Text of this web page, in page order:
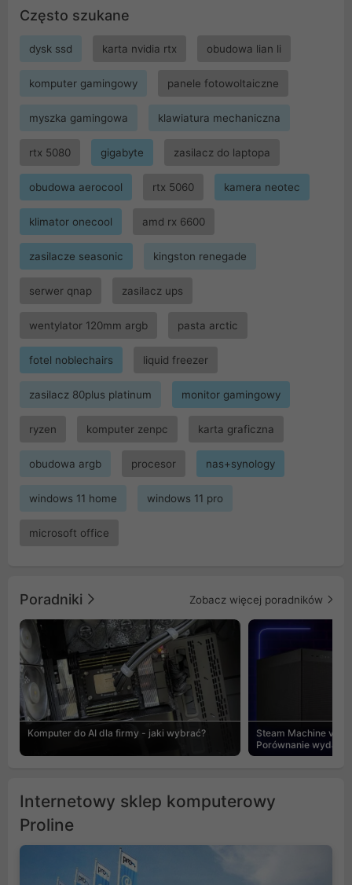
Często szukane
dysk ssd karta nvidia rtx obudowa lian li
komputer gamingowy panele fotowoltaiczne
myszka gamingowa klawiatura mechaniczna
rtx 5080 gigabyte zasilacz do laptopa
obudowa aerocool rtx 5060 kamera neotec
klimator onecool amd rx 6600
zasilacze seasonic kingston renegade
serwer qnap zasilacz ups
wentylator 120mm argb pasta arctic
fotel noblechairs liquid freezer
zasilacz 80plus platinum monitor gamingowy
ryzen komputer zenpc karta graficzna
obudowa argb procesor nas+synology
windows 11 home windows 11 pro
microsoft office
Poradniki Zobacz więcej poradników
Komputer do AI dla firmy - jaki wybrać?
Steam Machine vs
Porównanie
Internetowy sklep komputerowy
Proline